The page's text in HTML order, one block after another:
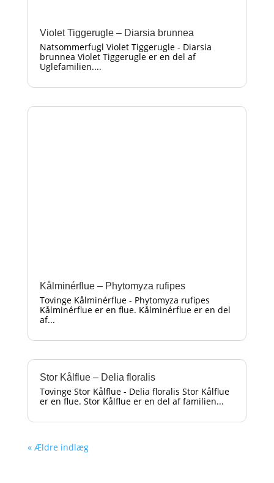
Violet Tiggerugle – Diarsia brunnea
Natsommerfugl Violet Tiggerugle - Diarsia
brunnea Violet Tiggerugle er en del af
Uglefamilien....
Kålminérflue – Phytomyza rufipes
Tovinge Kålminérflue - Phytomyza rufipes
Kålminérflue er en flue. Kålminérflue er en del
af...
Stor Kålflue – Delia floralis
Tovinge Stor Kålflue - Delia floralis Stor Kålflue
er en flue. Stor Kålflue er en del af familien...
« Ældre indlæg